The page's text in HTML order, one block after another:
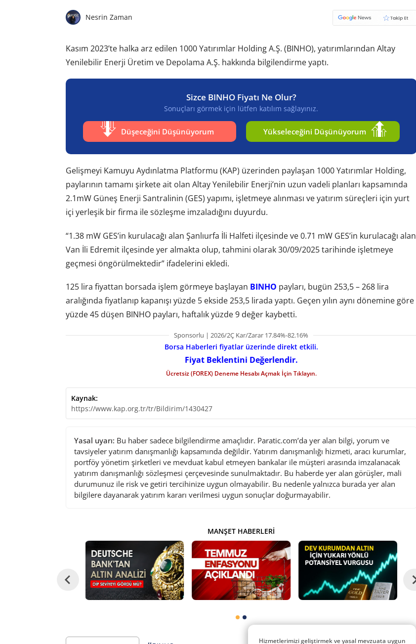
Nesrin Zaman
Kasım 2023’te halka arz edilen 1000 Yatırımlar Holding A.Ş. (BINHO), yatırımlarından Altay
Yenilebilir Enerji Üretim ve Depolama A.Ş. hakkında bilgilendirme yaptı.
Sizce BINHO Fiyatı Ne Olur?
Sonuçları görmek için lütfen katılım sağlayınız.
Düşeceğini Düşünüyorum Yükseleceğini Düşünüyorum
Gelişmeyi Kamuyu Aydınlatma Platformu (KAP) üzerinden paylaşan 1000 Yatırımlar Holding,
paylarının tamamı şirkete ait olan Altay Yenilebilir Enerji’nin uzun vadeli planları kapsamında
2.1mW Güneş Enerji Santralinin (GES) yapımı, işletmeye alınması ve yatırım süreçleri için yurt
içi yerleşik bir firma ile sözleşme imzaladığını duyurdu.
“1.38 mW GES’in kurulacağı alan Şanlıurfa İli Halfeti ilçesinde ve 0.71 mW GES’in kurulacağı alan
Van İli Edremit ilçesinde yer almakta olup, tahmini olarak 30/09/2025 tarihinde işletmeye
geçmesi öngörülmektedir” ifadelerini ekledi.
125 lira fiyattan borsada işlem görmeye başlayan BINHO payları, bugün 253,5 – 268 lira
aralığında fiyatlanıp kapanışı yüzde 5 ekside 253,5 lirada yaptı. Geçen yılın aynı dönemine göre
yüzde 45 düşen BINHO payları, haftalık yüzde 9 değer kaybetti.
Sponsorlu | 2026/2Ç Kar/Zarar 17.84%-82.16%
Borsa Haberleri fiyatlar üzerinde direkt etkili.
Fiyat Beklentini Değerlendir.
Ücretsiz (FOREX) Deneme Hesabı Açmak İçin Tıklayın.
Kaynak:
https://www.kap.org.tr/tr/Bildirim/1430427
Yasal uyarı: Bu haber sadece bilgilendirme amaçlıdır. Paratic.com’da yer alan bilgi, yorum ve
tavsiyeler yatırım danışmanlığı kapsamında değildir. Yatırım danışmanlığı hizmeti, aracı kurumlar,
portföy yönetim şirketleri ve mevduat kabul etmeyen bankalar ile müşteri arasında imzalanacak
yatırım danışmanlığı sözleşmesi çerçevesinde sunulmaktadır. Bu haberde yer alan görüşler, mali
durumunuz ile risk ve getiri tercihinize uygun olmayabilir. Bu nedenle yalnızca burada yer alan
bilgilere dayanarak yatırım kararı verilmesi uygun sonuçlar doğurmayabilir.
MANŞET HABERLERI
Hizmetlerimizi geliştirmek ve yasal mevzuata uygun